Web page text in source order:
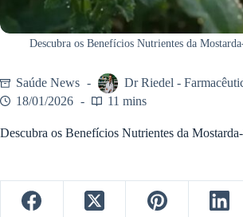
Descubra os Benefícios Nutrientes da
Saúde News
Dr Riedel -
18/01/2026
11 mins
Descubra os Benefícios Nutrientes da